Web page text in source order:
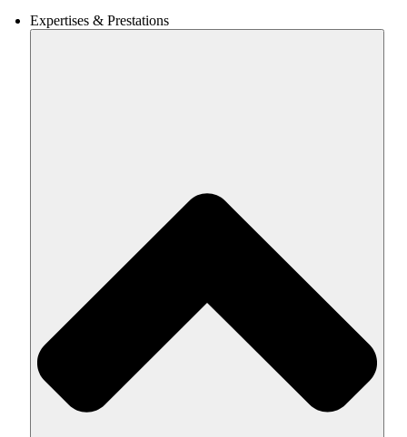
Expertises & Prestations